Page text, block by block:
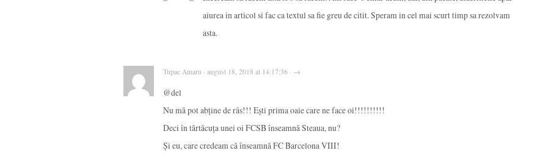
aiurea in articol si fac ca textul sa fie greu de citit. Speram in cel mai scurt timp sa rezolvam
asta.
Tupac Amaru · august 18, 2018 at 14:17:36 · →
@del
Nu mă pot abține de râs!!! Ești prima oaie care ne face oi!!!!!!!!!!
Deci în tărtăcuța unei oi FCSB înseamnă Steaua, nu?
Și eu, care credeam că înseamnă FC Barcelona VIII!